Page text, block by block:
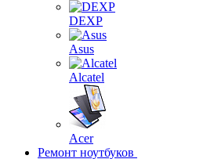
DEXP
Asus
Alcatel
Acer
Ремонт ноутбуков